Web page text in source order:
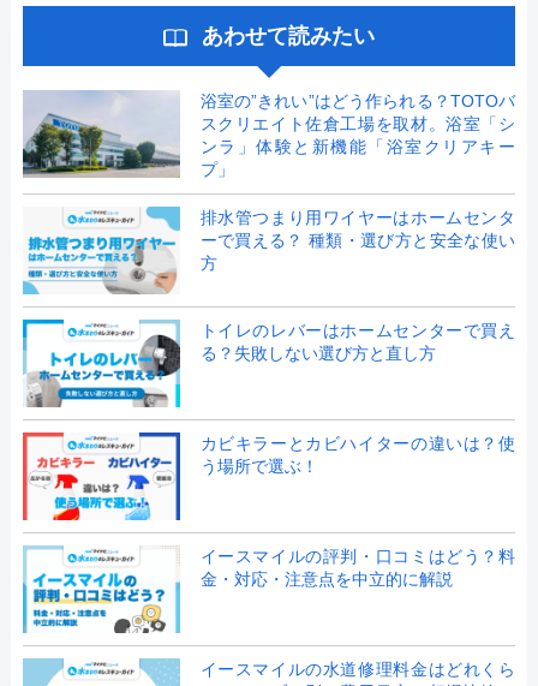
あわせて読みたい
浴室の”きれい”はどう作られる？TOTOバ
スクリエイト佐倉工場を取材。浴室「シ
ンラ」体験と新機能「浴室クリアキー
プ」
排水管つまり用ワイヤーはホームセンタ
ーで買える？ 種類・選び方と安全な使い
方
トイレのレバーはホームセンターで買え
る？失敗しない選び方と直し方
カビキラーとカビハイターの違いは？使
う場所で選ぶ！
イースマイルの評判・口コミはどう？料
金・対応・注意点を中立的に解説
イースマイルの水道修理料金はどれくら